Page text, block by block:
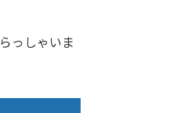
っしゃいま